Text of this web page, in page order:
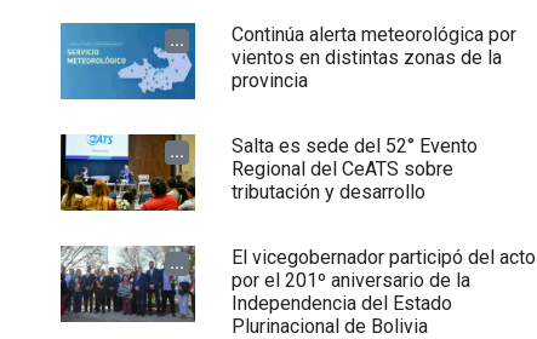
...
Continúa alerta meteorológica por
vientos en distintas zonas de la
provincia
...
Salta es sede del 52° Evento
Regional del CeATS sobre
tributación y desarrollo
...
El vicegobernador participó del acto
por el 201º aniversario de la
Independencia del Estado
Plurinacional de Bolivia